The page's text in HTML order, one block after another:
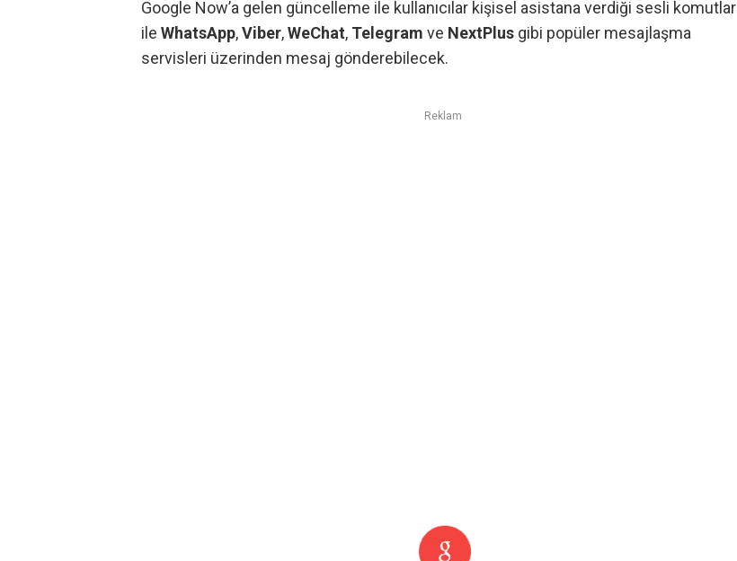
Google Now’a gelen güncelleme ile kullanıcılar kişisel asistana verdiği sesli komutlar
ile WhatsApp,Viber,WeChat, Telegram ve NextPlus gibi popüler mesajlaşma
servisleri üzerinden mesaj gönderebilecek.
Reklam